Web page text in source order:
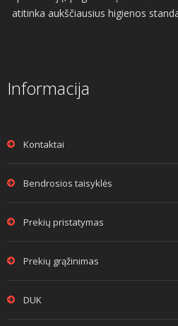
atitinka aukščiausius higienos
Informacija
Kontaktai
Bendrosios taisyklės
Prekių pristatymas
Prekių grąžinimas
DUK